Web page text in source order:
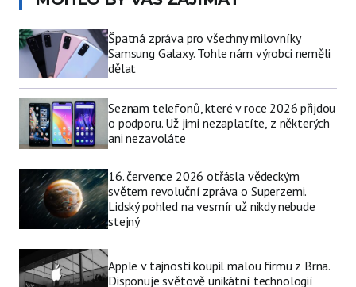
Špatná zpráva pro všechny milovníky
Samsung Galaxy. Tohle nám výrobci neměli
dělat
Seznam telefonů, které v roce 2026 přijdou
o podporu. Už jimi nezaplatíte, z některých
ani nezavoláte
16. července 2026 otřásla vědeckým
světem revoluční zpráva o Superzemi.
Lidský pohled na vesmír už nikdy nebude
stejný
Apple v tajnosti koupil malou firmu z Brna.
Disponuje světově unikátní technologií